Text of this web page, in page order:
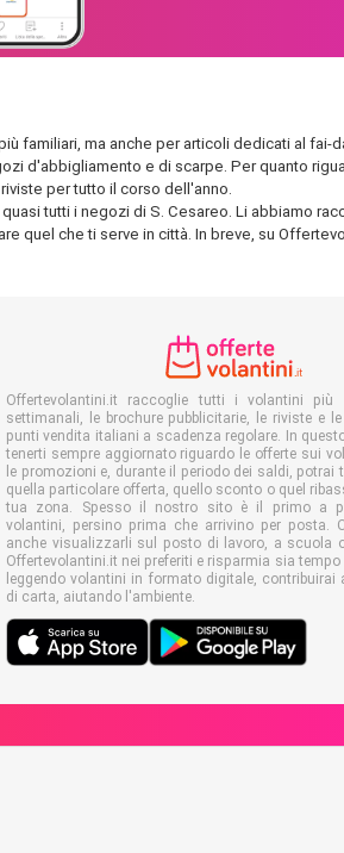
familiari, ma anche per articoli dedicati al fai-
d'abbigliamento e di scarpe. Per quanto
per tutto il corso dell'anno.
tutti i negozi di S. Cesareo. Li abbiamo
quel che ti serve in città. In breve, su
Offertevolantini.it raccoglie tutti i volantini più
settimanali, le brochure pubblicitarie, le riviste e
punti vendita italiani a scadenza regolare. In
tenerti sempre aggiornato riguardo le offerte sui
le promozioni e, durante il periodo dei saldi, potrai
quella particolare offerta, quello sconto o quel
tua zona. Spesso il nostro sito è il primo a
volantini, persino prima che arrivino per posta.
anche visualizzarli sul posto di lavoro, a scuola
Offertevolantini.it nei preferiti e risparmia sia tempo
leggendo volantini in formato digitale, contribuirai
di carta, aiutando l'ambiente.